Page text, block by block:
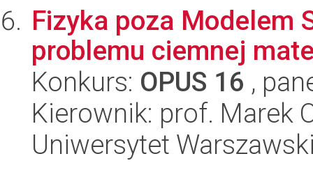
Fizyka poza Modelem
problemu ciemnej
Konkurs: OPUS 16 ,
Kierownik: prof. Marek
Uniwersytet